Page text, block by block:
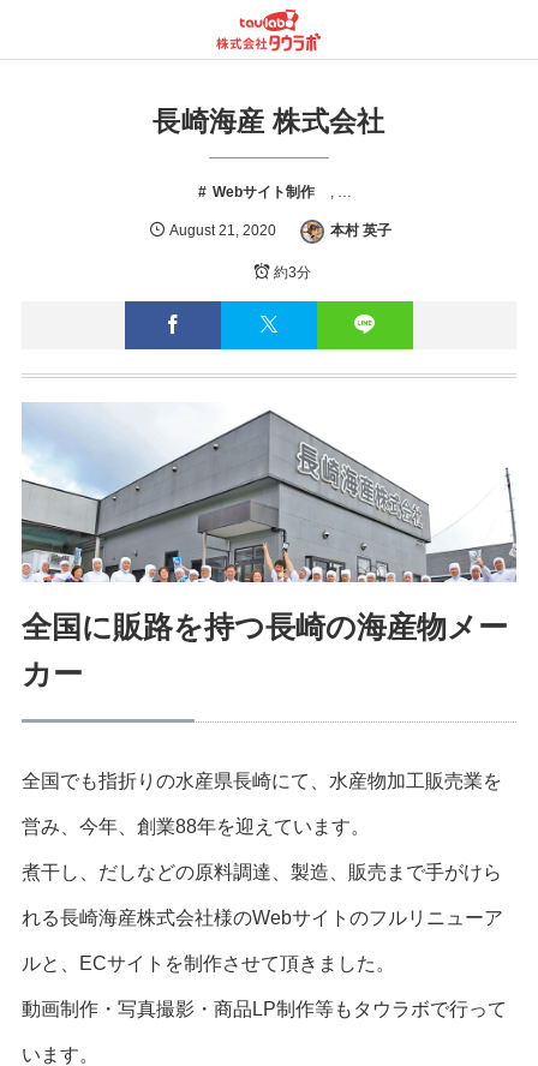
長崎海産 株式会社
Webサイト制作
August 21 ,2020 本村 英子
約3分
全国に販路を持つ長崎の海産物メー
カー
全国でも指折りの水産県長崎にて、水産物加工販売業を
営み、今年、創業88年を迎えています。
煮干し、だしなどの原料調達、製造、販売まで手がけら
れる長崎海産株式会社様のWebサイトのフルリニューア
ルと、ECサイトを制作させて頂きました。
動画制作・写真撮影・商品LP制作等もタウラボで行って
います。